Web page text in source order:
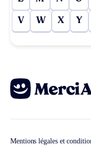
V W X Y
Mentions légales et